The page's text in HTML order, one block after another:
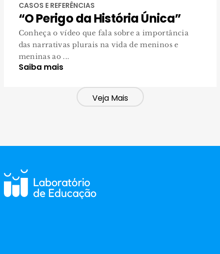
CASOS E REFERÊNCIAS
“O Perigo da História Única”
Conheça o vídeo que fala sobre a importância
das narrativas plurais na vida de meninos e
meninas ao ...
Saiba mais
Veja Mais